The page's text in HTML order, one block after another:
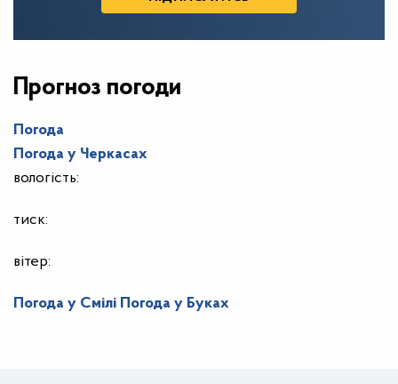
Прогноз погоди
Погода
Погода у Черкасах
вологість:
тиск:
вітер:
Погода у Смілі Погода у Буках